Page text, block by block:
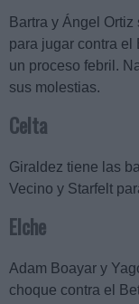
Bartra y Ángel
para jugar contra
un proceso febril.
sus molestias.
Celta
Giraldez tiene las
Vecino y Starfelt
Elche
Adam Boayar y
choque contra el